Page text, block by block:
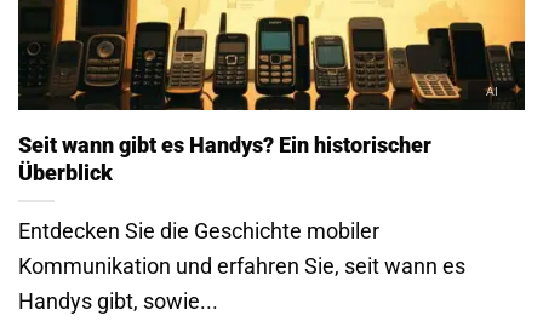
Seit wann gibt es Handys? Ein historischer
Überblick
Entdecken Sie die Geschichte mobiler
Kommunikation und erfahren Sie, seit wann es
Handys gibt, sowie...